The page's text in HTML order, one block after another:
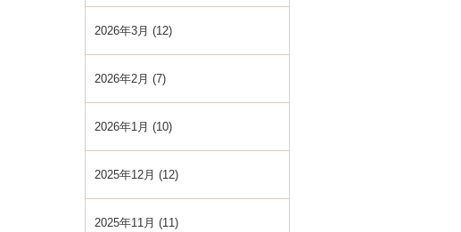
2026年3月 (12)
2026年2月 (7)
2026年1月 (10)
2025年12月 (12)
2025年11月 (11)